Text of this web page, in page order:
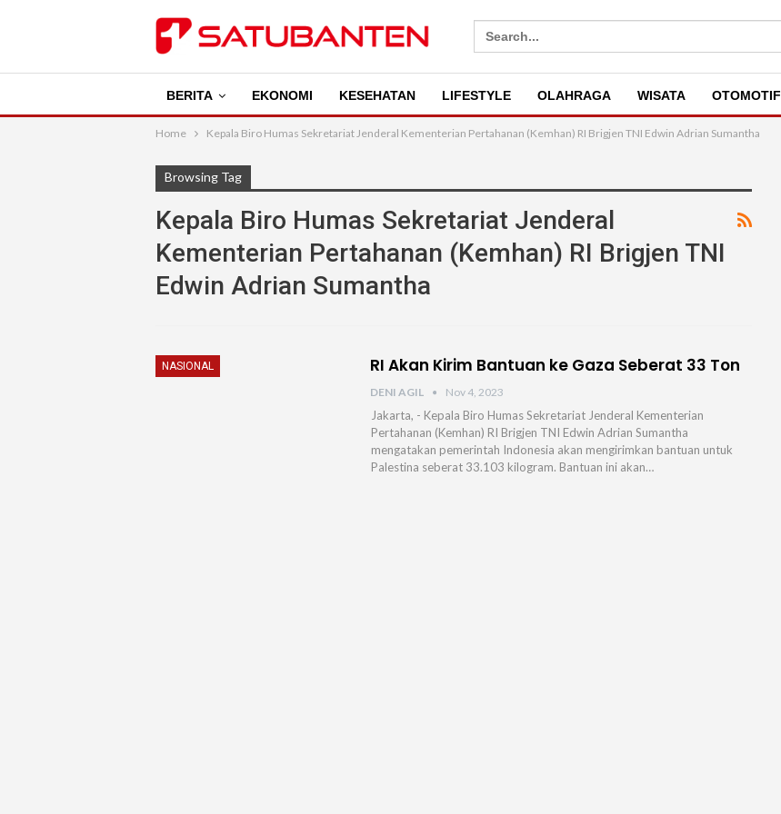
Search
for:
BERITA EKONOMI KESEHATAN LIFESTYLE OLAHRAGA WISATA OTOMOTIF
Home Kepala Biro Humas Sekretariat Jenderal Kementerian Pertahanan (Kemhan) RI Brigjen TNI Edwin Adrian Sumantha
Browsing Tag
Kepala Biro Humas Sekretariat Jenderal
Kementerian Pertahanan (Kemhan) RI Brigjen TNI
Edwin Adrian Sumantha
NASIONAL RI Akan Kirim Bantuan ke Gaza Seberat 33 Ton
DENI AGIL Nov 4, 2023
Jakarta, - Kepala Biro Humas Sekretariat Jenderal Kementerian
Pertahanan (Kemhan) RI Brigjen TNI Edwin Adrian Sumantha
mengatakan pemerintah Indonesia akan mengirimkan bantuan untuk
Palestina seberat 33.103 kilogram. Bantuan ini akan…